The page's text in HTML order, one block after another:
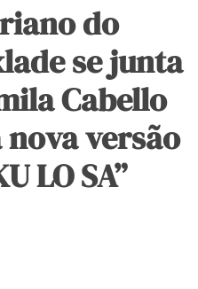
do
se junta
Cabello
versão
LO SA”